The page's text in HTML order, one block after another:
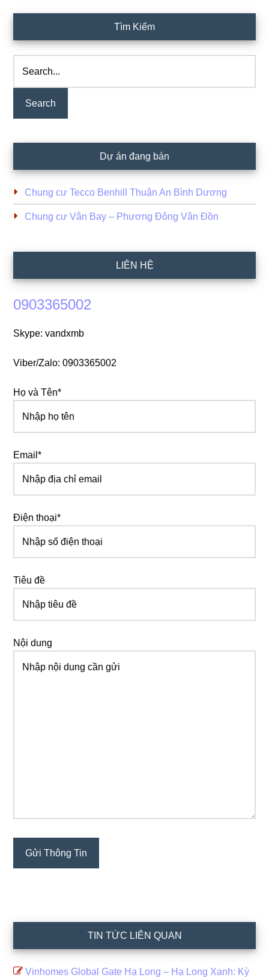
Sidebar
Tìm Kiếm
Dự án đang bán
Chung cư Tecco Benhill Thuận An Bình Dương
Chung cư Vân Bay – Phương Đông Vân Đồn
LIÊN HỆ
0903365002
Skype: vandxmb
Viber/Zalo: 0903365002
Họ và Tên*
Email*
Điện thoại*
Tiêu đề
Nội dung
TIN TỨC LIÊN QUAN
Vinhomes Global Gate Hạ Long – Hạ Long Xanh: Kỳ